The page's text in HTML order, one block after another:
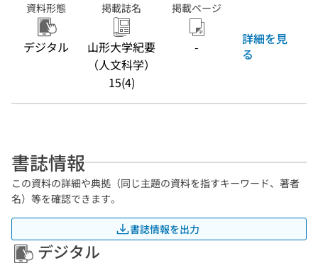
資料形態
デジタル
掲載誌名
山形大学紀要
（人文科学）
15(4)
掲載ページ
-
詳細を見
る
書誌情報
この資料の詳細や典拠（同じ主題の資料を指すキーワード、著者
名）等を確認できます。
書誌情報を出力
デジタル